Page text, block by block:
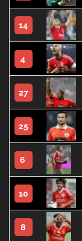
14
4
27
25
6
10
8